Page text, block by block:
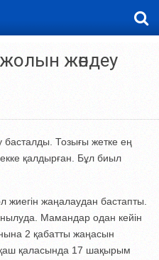
жолын жөндеу
басталды. Тозығы жетке ең
қалдырған. Бұл биыл
жаңалаудан бастапты.
Мамандар одан кейін
2 қабатты жаңасын
қаласында 17 шақырым